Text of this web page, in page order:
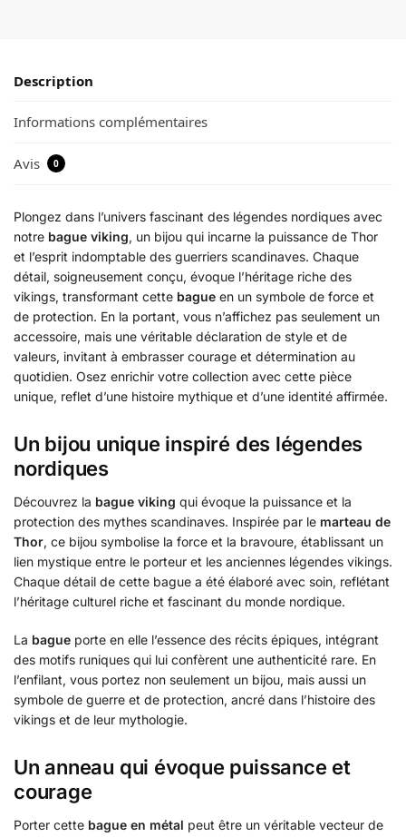
Description
Informations complémentaires
Avis 0
Plongez dans l’univers fascinant des légendes nordiques avec
notre bague viking, un bijou qui incarne la puissance de Thor
et l’esprit indomptable des guerriers scandinaves. Chaque
détail, soigneusement conçu, évoque l’héritage riche des
vikings, transformant cette bague en un symbole de force et
de protection. En la portant, vous n’affichez pas seulement un
accessoire, mais une véritable déclaration de style et de
valeurs, invitant à embrasser courage et détermination au
quotidien. Osez enrichir votre collection avec cette pièce
unique, reflet d’une histoire mythique et d’une identité affirmée.
Un bijou unique inspiré des légendes
nordiques
Découvrez la bague viking qui évoque la puissance et la
protection des mythes scandinaves. Inspirée par le marteau de
Thor, ce bijou symbolise la force et la bravoure, établissant un
lien mystique entre le porteur et les anciennes légendes vikings.
Chaque détail de cette bague a été élaboré avec soin, reflétant
l’héritage culturel riche et fascinant du monde nordique.
La bague porte en elle l’essence des récits épiques, intégrant
des motifs runiques qui lui confèrent une authenticité rare. En
l’enfilant, vous portez non seulement un bijou, mais aussi un
symbole de guerre et de protection, ancré dans l’histoire des
vikings et de leur mythologie.
Un anneau qui évoque puissance et
courage
Porter cette bague en métal peut être un véritable vecteur de